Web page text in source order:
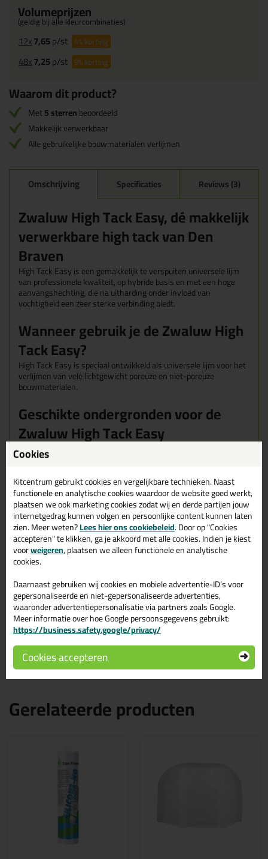
Volumeprijzen
(geldig bij alle kleurcombinaties)
12x7,65p/st 4%korting
48x7,25p/st 9%korting
Waarom dit product?
Met5 sterrenbeoordeeld
Makkelijk verwerkbaar
Alle gebruikelijke bouwmaterialen verlijmen
Omschrijving Specificaties Reviews (3)
Zwaluw High Tack Easy, dé makkelijk
verwerkbare high tack van Den
Braven
High Tack Easy is een gemakkelijk te verspuiten universele lijm
van professionele kwaliteit, op hybride basis en met een hoge
aanvangshechting, die na uitharding onder invloed van
vochtigheid een zeer sterke verbinding biedt.
Wanneer gebruik je de Zwaluw High
Tack Easy?
High Tack Easy is speciaal ontwikkeld als universele lijm voor het
verlijmen van vele lichtgewicht poreuze en niet-poreuze
bouwmaterialen.
Geschikte ondergronden voor de
Zwaluw High Tack Easy
De Zwaluw High Tack Easy hecht perfect zonder gebruik van een
primer op de meesteondergronden, zoals steen, beton, spiegels,
meer. Poreuze ondergronden kunnen voorbehandeld worden met
een primer, zoals dePrimer Universal. Het wordt aangeraden om
voor de zekerheid altijd van te voren een hechtproef te doen.
Kenmerken van de Zwaluw High
Tack Easy
verlijmen van lichtgewicht bouwmaterialen
Gemakkelijk te verspuiten en aan te brengen
Universele lijm voor binnen- en buitengebruik
Hecht perfect zonder primer op de meeste, zelfs op licht
vochtige, oppervlakken
Lage emissie
Neutraal uithardend, vrijwel geurloos
Gerelateerde producten
Cookies
Kitcentrum gebruikt cookies en vergelijkbare technieken. Naast
functionele en analytische cookies waardoor de website goed werkt,
plaatsen we ook marketing cookies zodat wij en derde partijen jouw
internetgedrag kunnen volgen en persoonlijke content kunnen laten
zien. Meer weten?Lees hier ons cookiebeleid. Door op "Cookies
accepteren" te klikken, ga je akkoord met alle cookies. Indien je kiest
voorweigeren, plaatsen we alleen functionele en analytische
cookies.
Daarnaast gebruiken wij cookies en mobiele advertentie-ID’s voor
gepersonaliseerde en niet-gepersonaliseerde advertenties,
waaronder advertentiepersonalisatie via partners zoals Google.
Meer informatie over hoe Google persoonsgegevens gebruikt:
https://business.safety.google/privacy/
Cookies accepteren